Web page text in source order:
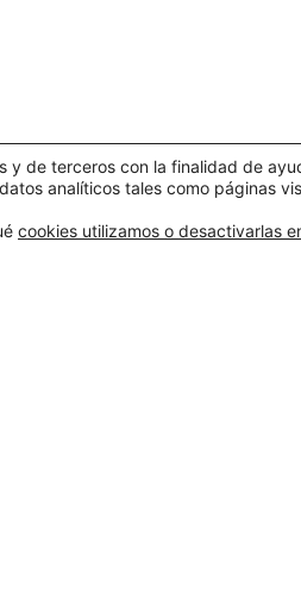
y de terceros con la finalidad de
analíticos tales como páginas
cookies utilizamos o desactivarlas